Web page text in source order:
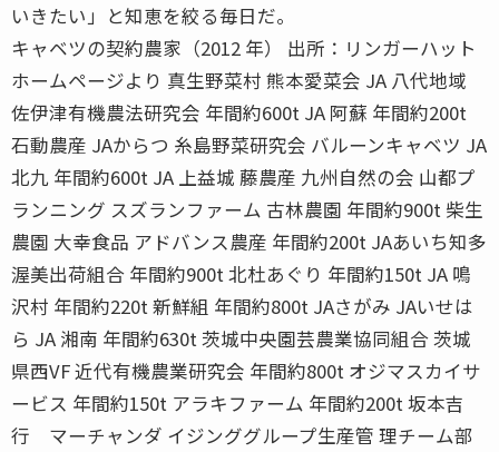
いきたい」と知恵を絞る毎日だ。
キャベツの契約農家（2012 年） 出所：リンガーハット
ホームページより 真生野菜村 熊本愛菜会 JA 八代地域
佐伊津有機農法研究会 年間約600t JA 阿蘇 年間約200t
石動農産 JAからつ 糸島野菜研究会 バルーンキャベツ JA
北九 年間約600t JA 上益城 藤農産 九州自然の会 山都プ
ランニング スズランファーム 古林農園 年間約900t 柴生
農園 大幸食品 アドバンス農産 年間約200t JAあいち知多
渥美出荷組合 年間約900t 北杜あぐり 年間約150t JA 鳴
沢村 年間約220t 新鮮組 年間約800t JAさがみ JAいせは
ら JA 湘南 年間約630t 茨城中央園芸農業協同組合 茨城
県西VF 近代有機農業研究会 年間約800t オジマスカイサ
ービス 年間約150t アラキファーム 年間約200t 坂本吉
行 マーチャンダ イジンググループ生産管 理チーム部